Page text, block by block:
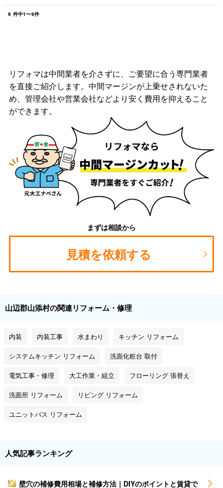
9 件中1〜9件
リフォマは中間業者を介さずに、ご要望に合う専門業者
を直接ご紹介します。中間マージンが上乗せされないた
め、管理会社や営業会社などより安く費用を抑えること
ができます。
まずは相談から
見積を依頼する
山辺郡山添村の関連リフォーム・修理
内装 内装工事 水まわり キッチン リフォーム
システムキッチン リフォーム 洗面化粧台 取付
電気工事・修理 大工作業・組立 フローリング 張替え
洗面所 リフォーム リビング リフォーム
ユニットバス リフォーム
人気記事ランキング
1
壁穴の補修費用相場と補修方法｜DIYのポイントと賃貸で